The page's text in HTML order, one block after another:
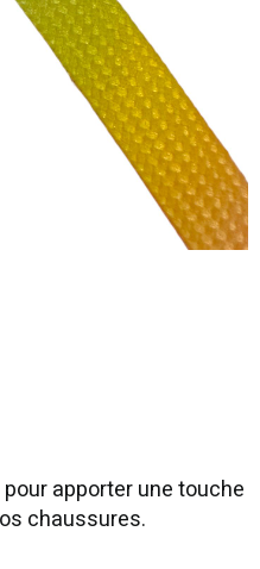
apporter une touche
chaussures.